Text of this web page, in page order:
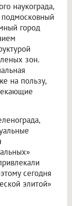
наукограда,
подмосковный
город
зон.
на пользу,
сегодня
элитой»